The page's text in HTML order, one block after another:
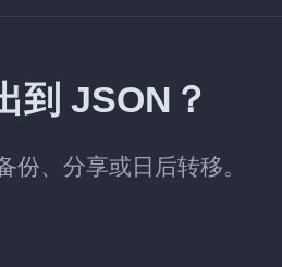
到 JSON？
、分享或日后转移。